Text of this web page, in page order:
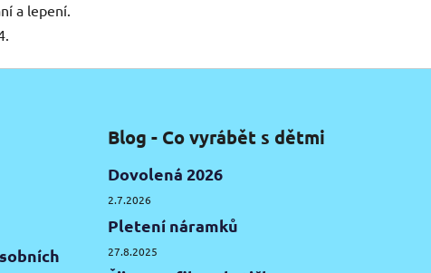
a lepení.
Blog - Co vyrábět s dětmi
Dovolená 2026
2.7.2026
Pletení náramků
27.8.2025